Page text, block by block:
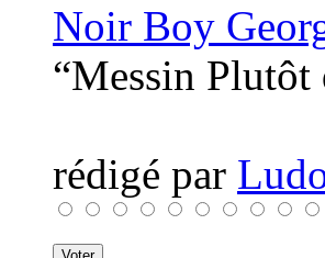
Noir Boy
“Messin
rédigé par